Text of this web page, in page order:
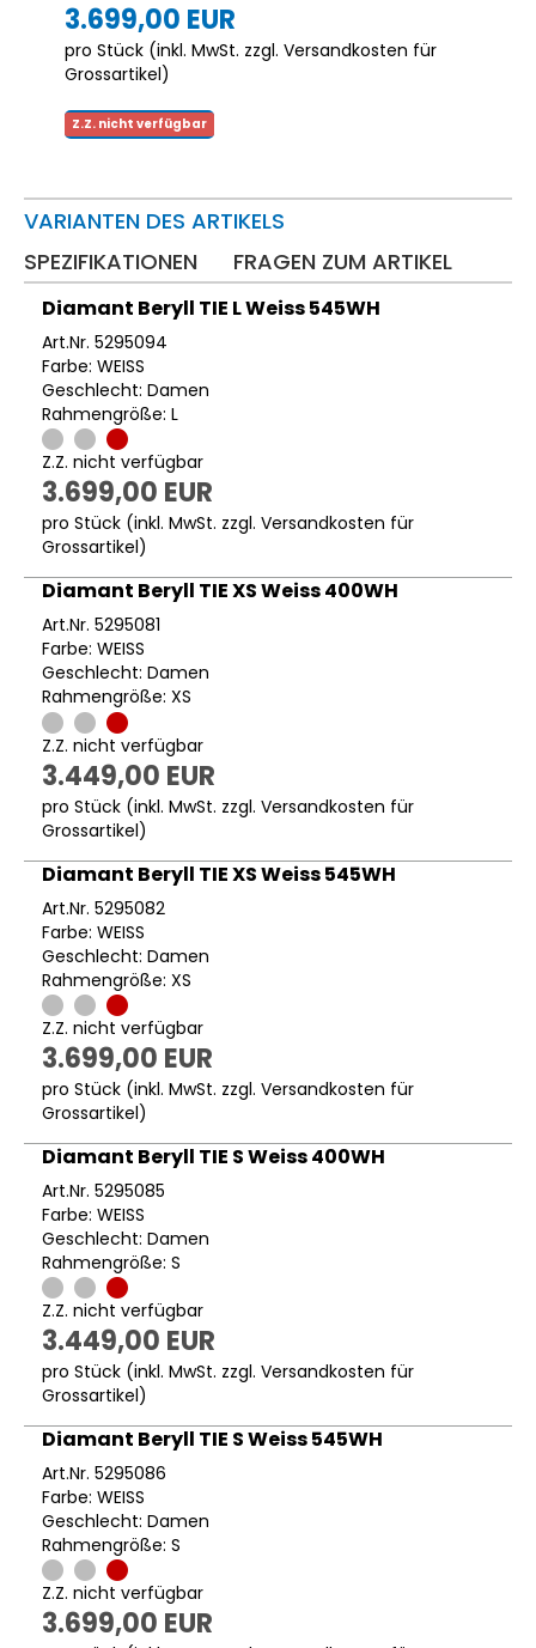
3.699,00 EUR
pro Stück (inkl. MwSt. zzgl. Versandkosten für
Grossartikel)
Z.Z. nicht verfügbar
VARIANTEN DES ARTIKELS
SPEZIFIKATIONEN
FRAGEN ZUM ARTIKEL
Diamant Beryll TIE L Weiss 545WH
Art.Nr. 5295094
Farbe: WEISS
Geschlecht: Damen
Rahmengröße: L
Z.Z. nicht verfügbar
3.699,00 EUR
pro Stück (inkl. MwSt. zzgl. Versandkosten für
Grossartikel)
Diamant Beryll TIE XS Weiss 400WH
Art.Nr. 5295081
Farbe: WEISS
Geschlecht: Damen
Rahmengröße: XS
Z.Z. nicht verfügbar
3.449,00 EUR
pro Stück (inkl. MwSt. zzgl. Versandkosten für
Grossartikel)
Diamant Beryll TIE XS Weiss 545WH
Art.Nr. 5295082
Farbe: WEISS
Geschlecht: Damen
Rahmengröße: XS
Z.Z. nicht verfügbar
3.699,00 EUR
pro Stück (inkl. MwSt. zzgl. Versandkosten für
Grossartikel)
Diamant Beryll TIE S Weiss 400WH
Art.Nr. 5295085
Farbe: WEISS
Geschlecht: Damen
Rahmengröße: S
Z.Z. nicht verfügbar
3.449,00 EUR
pro Stück (inkl. MwSt. zzgl. Versandkosten für
Grossartikel)
Diamant Beryll TIE S Weiss 545WH
Art.Nr. 5295086
Farbe: WEISS
Geschlecht: Damen
Rahmengröße: S
Z.Z. nicht verfügbar
3.699,00 EUR